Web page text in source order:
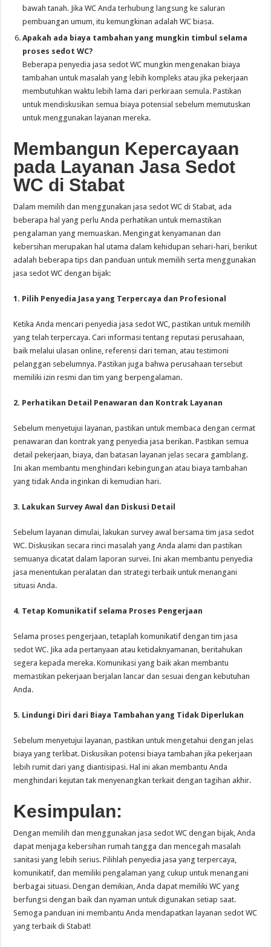
bawah tanah. Jika WC Anda terhubung langsung ke saluran
pembuangan umum, itu kemungkinan adalah WC biasa.
Apakah ada biaya tambahan yang mungkin timbul selama
proses sedot WC?
Beberapa penyedia jasa sedot WC mungkin mengenakan biaya
tambahan untuk masalah yang lebih kompleks atau jika pekerjaan
membutuhkan waktu lebih lama dari perkiraan semula. Pastikan
untuk mendiskusikan semua biaya potensial sebelum memutuskan
untuk menggunakan layanan mereka.
Membangun Kepercayaan
pada Layanan Jasa Sedot
WC di Stabat
Dalam memilih dan menggunakan jasa sedot WC di Stabat, ada
beberapa hal yang perlu Anda perhatikan untuk memastikan
pengalaman yang memuaskan. Mengingat kenyamanan dan
kebersihan merupakan hal utama dalam kehidupan sehari-hari, berikut
adalah beberapa tips dan panduan untuk memilih serta menggunakan
jasa sedot WC dengan bijak:
1. Pilih Penyedia Jasa yang Terpercaya dan Profesional
Ketika Anda mencari penyedia jasa sedot WC, pastikan untuk memilih
yang telah terpercaya. Cari informasi tentang reputasi perusahaan,
baik melalui ulasan online, referensi dari teman, atau testimoni
pelanggan sebelumnya. Pastikan juga bahwa perusahaan tersebut
memiliki izin resmi dan tim yang berpengalaman.
2. Perhatikan Detail Penawaran dan Kontrak Layanan
Sebelum menyetujui layanan, pastikan untuk membaca dengan cermat
penawaran dan kontrak yang penyedia jasa berikan. Pastikan semua
detail pekerjaan, biaya, dan batasan layanan jelas secara gamblang.
Ini akan membantu menghindari kebingungan atau biaya tambahan
yang tidak Anda inginkan di kemudian hari.
3. Lakukan Survey Awal dan Diskusi Detail
Sebelum layanan dimulai, lakukan survey awal bersama tim jasa sedot
WC. Diskusikan secara rinci masalah yang Anda alami dan pastikan
semuanya dicatat dalam laporan survei. Ini akan membantu penyedia
jasa menentukan peralatan dan strategi terbaik untuk menangani
situasi Anda.
4. Tetap Komunikatif selama Proses Pengerjaan
Selama proses pengerjaan, tetaplah komunikatif dengan tim jasa
sedot WC. Jika ada pertanyaan atau ketidaknyamanan, beritahukan
segera kepada mereka. Komunikasi yang baik akan membantu
memastikan pekerjaan berjalan lancar dan sesuai dengan kebutuhan
Anda.
5. Lindungi Diri dari Biaya Tambahan yang Tidak Diperlukan
Sebelum menyetujui layanan, pastikan untuk mengetahui dengan jelas
biaya yang terlibat. Diskusikan potensi biaya tambahan jika pekerjaan
lebih rumit dari yang diantisipasi. Hal ini akan membantu Anda
menghindari kejutan tak menyenangkan terkait dengan tagihan akhir.
Kesimpulan:
Dengan memilih dan menggunakan jasa sedot WC dengan bijak, Anda
dapat menjaga kebersihan rumah tangga dan mencegah masalah
sanitasi yang lebih serius. Pilihlah penyedia jasa yang terpercaya,
komunikatif, dan memiliki pengalaman yang cukup untuk menangani
berbagai situasi. Dengan demikian, Anda dapat memiliki WC yang
berfungsi dengan baik dan nyaman untuk digunakan setiap saat.
Semoga panduan ini membantu Anda mendapatkan layanan sedot WC
yang terbaik di Stabat!